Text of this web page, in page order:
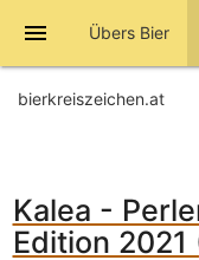
menu Übers Bier
bierkreiszeichen.at
Kalea -
Edition